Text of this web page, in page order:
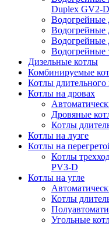
Duplex GV2-
Водогрейные
Водогрейные
Водогрейные
Водогрейные
Дизельные котлы
Комбинируемые
Котлы длительного
Котлы на дровах
Дровяные
Котлы
Котлы на лузге
Котлы на
Котлы
PV3-D
Котлы на угле
Котлы
Угольные